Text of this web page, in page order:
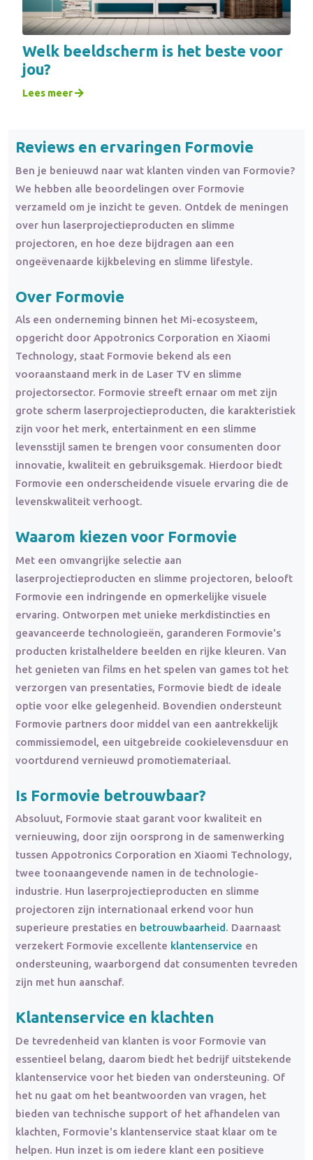
Welk beeldscherm is het beste voor
jou?
Lees meer
Reviews en ervaringen Formovie
Ben je benieuwd naar wat klanten vinden van Formovie?
We hebben alle beoordelingen over Formovie
verzameld om je inzicht te geven. Ontdek de meningen
over hun laserprojectieproducten en slimme
projectoren, en hoe deze bijdragen aan een
ongeëvenaarde kijkbeleving en slimme lifestyle.
Over Formovie
Als een onderneming binnen het Mi-ecosysteem,
opgericht door Appotronics Corporation en Xiaomi
Technology, staat Formovie bekend als een
vooraanstaand merk in de Laser TV en slimme
projectorsector. Formovie streeft ernaar om met zijn
grote scherm laserprojectieproducten, die karakteristiek
zijn voor het merk, entertainment en een slimme
levensstijl samen te brengen voor consumenten door
innovatie, kwaliteit en gebruiksgemak. Hierdoor biedt
Formovie een onderscheidende visuele ervaring die de
levenskwaliteit verhoogt.
Waarom kiezen voor Formovie
Met een omvangrijke selectie aan
laserprojectieproducten en slimme projectoren, belooft
Formovie een indringende en opmerkelijke visuele
ervaring. Ontworpen met unieke merkdistincties en
geavanceerde technologieën, garanderen Formovie's
producten kristalheldere beelden en rijke kleuren. Van
het genieten van films en het spelen van games tot het
verzorgen van presentaties, Formovie biedt de ideale
optie voor elke gelegenheid. Bovendien ondersteunt
Formovie partners door middel van een aantrekkelijk
commissiemodel, een uitgebreide cookielevensduur en
voortdurend vernieuwd promotiemateriaal.
Is Formovie betrouwbaar?
Absoluut, Formovie staat garant voor kwaliteit en
vernieuwing, door zijn oorsprong in de samenwerking
tussen Appotronics Corporation en Xiaomi Technology,
twee toonaangevende namen in de technologie-
industrie. Hun laserprojectieproducten en slimme
projectoren zijn internationaal erkend voor hun
superieure prestaties en betrouwbaarheid. Daarnaast
verzekert Formovie excellente klantenservice en
ondersteuning, waarborgend dat consumenten tevreden
zijn met hun aanschaf.
Klantenservice en klachten
De tevredenheid van klanten is voor Formovie van
essentieel belang, daarom biedt het bedrijf uitstekende
klantenservice voor het bieden van ondersteuning. Of
het nu gaat om het beantwoorden van vragen, het
bieden van technische support of het afhandelen van
klachten, Formovie's klantenservice staat klaar om te
helpen. Hun inzet is om iedere klant een positieve